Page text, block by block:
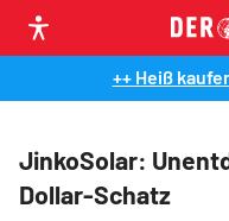
++ Heiß
JinkoSolar:
Dollar-Schatz